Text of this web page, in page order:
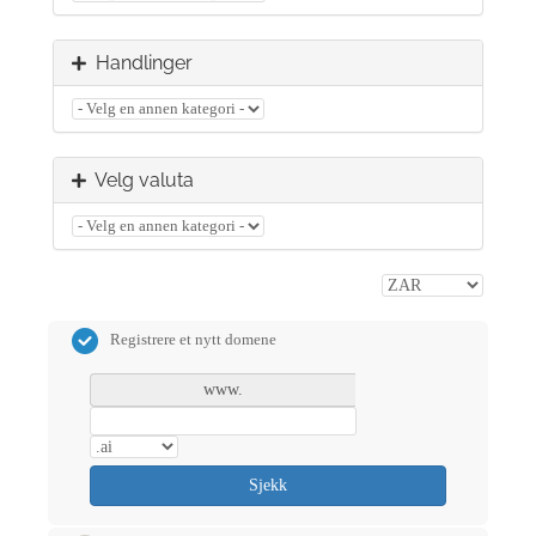
Handlinger
Velg valuta
Registrere et nytt domene
www.
Sjekk